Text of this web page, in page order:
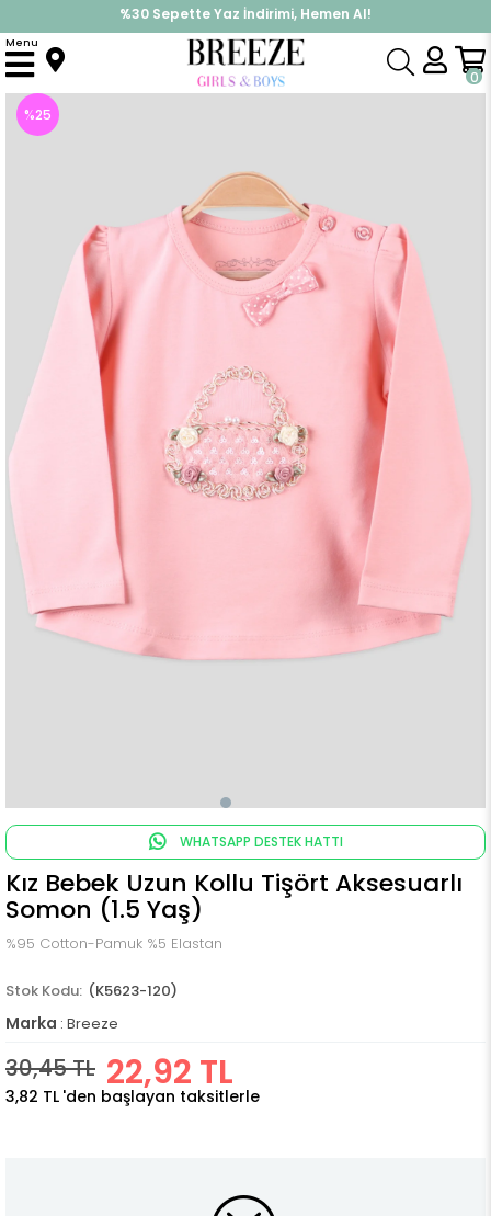
%30 Sepette Yaz İndirimi, Hemen Al!
İndirimlere ek %10 İndirimi Kap, Hemen Üye Ol!
0
Menu
Anasayfa Üst Giyim Uzun Kollu Tişört Kız Bebek Uzun Kollu Tişört Aksesuarlı Somon (1.5 Yaş)
%25
WHATSAPP DESTEK HATTI
Kız Bebek Uzun Kollu Tişört Aksesuarlı
Somon (1.5 Yaş)
%95 Cotton-Pamuk %5 Elastan
(K5623-120)
Marka : Breeze
30,45 TL 22,92 TL
3,82 TL 'den başlayan taksitlerle